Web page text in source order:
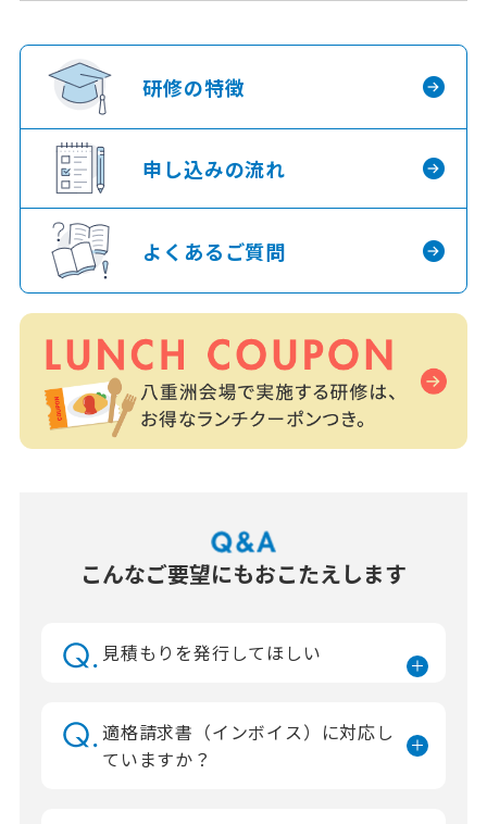
研修の特徴
申し込みの流れ
よくあるご質問
こんなご要望にもおこたえします
見積もりを発行してほしい
適格請求書（インボイス）に対応し
ていますか？